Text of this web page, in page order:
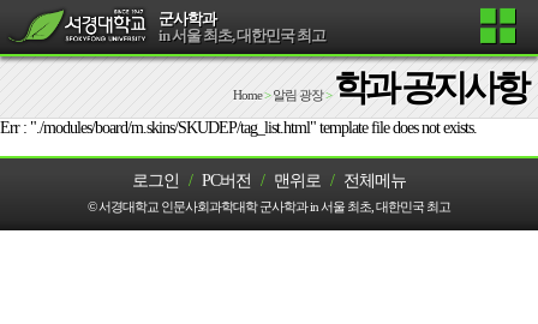
군사학과
in 서울 최초, 대한민국 최고
Home> 알림 광장> 학과 공지사항
Err : "./modules/board/m.skins/SKUDEP/tag_list.html" template file does not exists.
로그인 / PC버전 / 맨위로 / 전체메뉴
© 서경대학교 인문사회과학대학 군사학과 in 서울 최초, 대한민국 최고